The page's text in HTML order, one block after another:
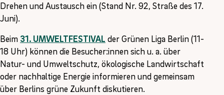
Drehen und Austausch ein (Stand Nr. 92, Straße des 17.
Juni).
Beim 31. UMWELTFESTIVAL der Grünen Liga Berlin (11-
18 Uhr) können die Besucher:innen sich u. a. über
Natur- und Umweltschutz, ökologische Landwirtschaft
oder nachhaltige Energie informieren und gemeinsam
über Berlins grüne Zukunft diskutieren.